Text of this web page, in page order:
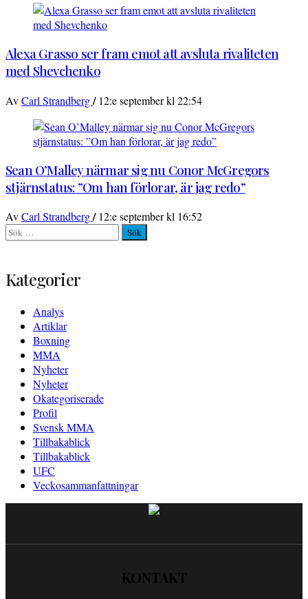
Alexa Grasso ser fram emot att avsluta rivaliteten
med Shevchenko
AvCarl Strandberg/ 12:e september kl 22:54
Sean O’Malley närmar sig nu Conor McGregors
stjärnstatus: ”Om han förlorar, är jag redo”
AvCarl Strandberg/ 12:e september kl 16:52
Sök
efter:
Kategorier
Analys
Artiklar
Boxning
MMA
Nyheter
Nyheter
Okategoriserade
Profil
Svensk MMA
Tillbakablick
Tillbakablick
UFC
Veckosammanfattningar
KONTAKT